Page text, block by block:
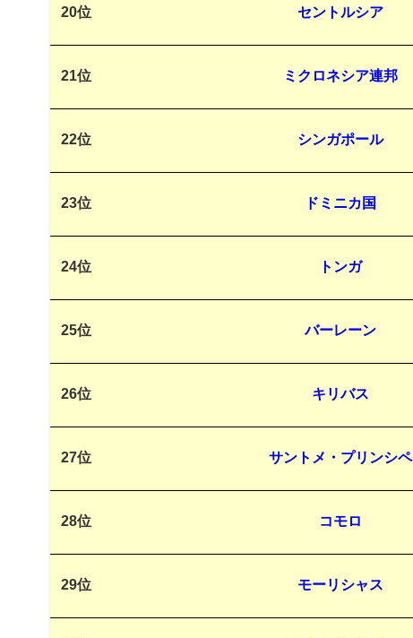
20位 セントルシア
21位 ミクロネシア連邦
22位 シンガポール
23位 ドミニカ国
24位 トンガ
25位 バーレーン
26位 キリバス
27位 サントメ・プリンシペ
28位 コモロ
29位 モーリシャス